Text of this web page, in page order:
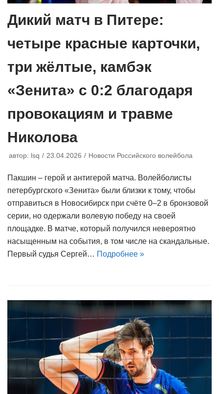
Дикий матч в Питере:
четыре красные карточки,
три жёлтые, камбэк
«Зенита» с 0:2 благодаря
провокациям и травме
Николова
автор: lsq 23.04.2026 Новости Российского волейбола
Пакшин – герой и антигерой матча. Волейболисты
петербургского «Зенита» были близки к тому, чтобы
отправиться в Новосибирск при счёте 0–2 в бронзовой
серии, но одержали волевую победу на своей
площадке. В матче, который получился невероятно
насыщенным на события, в том числе на скандальные.
Первый судья Сергей… Подробнее »